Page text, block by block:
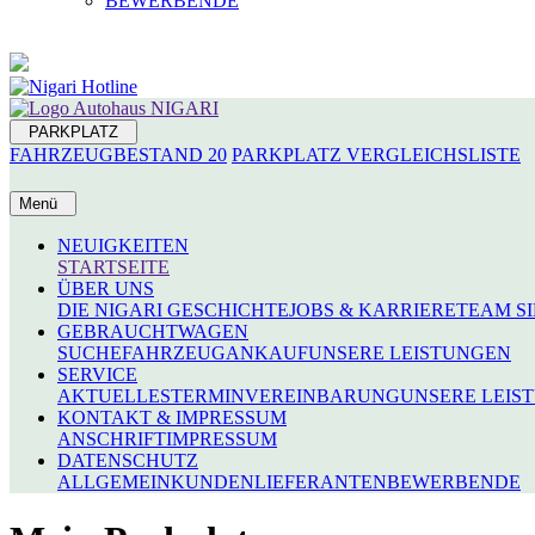
PARKPLATZ
FAHRZEUGBESTAND 20 PARKPLATZ VERGLEICHSLISTE
Menü
NEUIGKEITEN
STARTSEITE
ÜBER UNS
DIE NIGARI GESCHICHTEJOBS & KARRIERETEAM
GEBRAUCHTWAGEN
SUCHEFAHRZEUGANKAUFUNSERE LEISTUNGEN
SERVICE
AKTUELLESTERMINVEREINBARUNGUNSERE
KONTAKT & IMPRESSUM
ANSCHRIFTIMPRESSUM
DATENSCHUTZ
ALLGEMEINKUNDENLIEFERANTENBEWERBENDE